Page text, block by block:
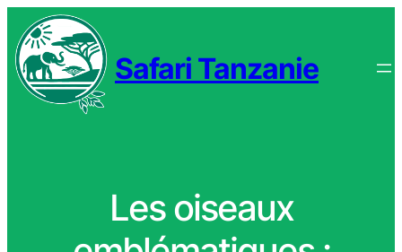
Safari Tanzanie
Les oiseaux